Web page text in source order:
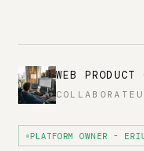
WEB PRODUCT
PLATFORM OWNER -